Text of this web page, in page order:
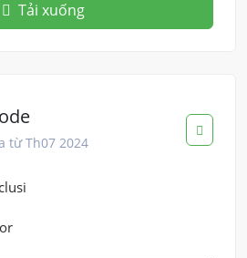
Tải xuống
từ Th07 2024